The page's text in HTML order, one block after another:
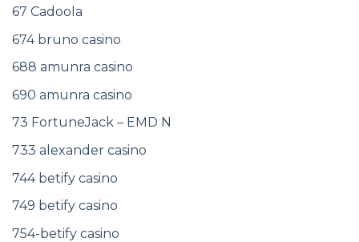
67 Cadoola
674 bruno casino
688 amunra casino
690 amunra casino
73 FortuneJack – EMD N
733 alexander casino
744 betify casino
749 betify casino
754-betify casino